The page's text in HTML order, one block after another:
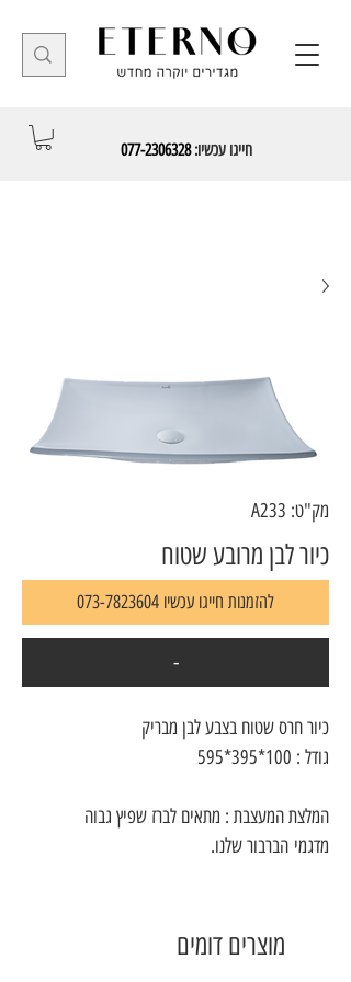
חייגו עכשיו:077-2306328
מק"ט: A233
כיור לבן מרובע שטוח
להזמנות חייגו עכשיו 073-7823604
-
כיור חרס שטוח בצבע לבן מבריק
גודל : 100*395*595
המלצת המעצבת : מתאים לברז שפיץ גבוה
מדגמי הברבור שלנו.
מוצרים דומים